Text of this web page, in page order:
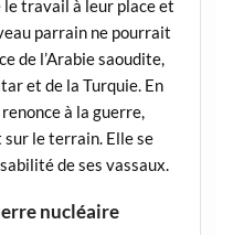
travail à leur place et
parrain ne pourrait
de l’Arabie saoudite,
et de la Turquie. En
à la guerre,
sur le terrain. Elle se
de ses vassaux.
nucléaire